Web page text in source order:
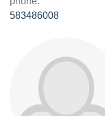
583486008